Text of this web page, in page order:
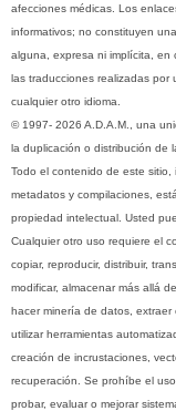
afecciones médicas. Los
informativos; no constituyen
alguna, expresa ni implícita, en
las traducciones realizadas por
cualquier otro idioma.
© 1997- 2026 A.D.A.M., una
la duplicación o distribución de
Todo el contenido de este
metadatos y compilaciones,
propiedad intelectual. Usted
Cualquier otro uso requiere el
copiar, reproducir, distribuir,
modificar, almacenar más allá
hacer minería de datos,
utilizar herramientas
creación de incrustaciones,
recuperación. Se prohíbe el
probar, evaluar o mejorar